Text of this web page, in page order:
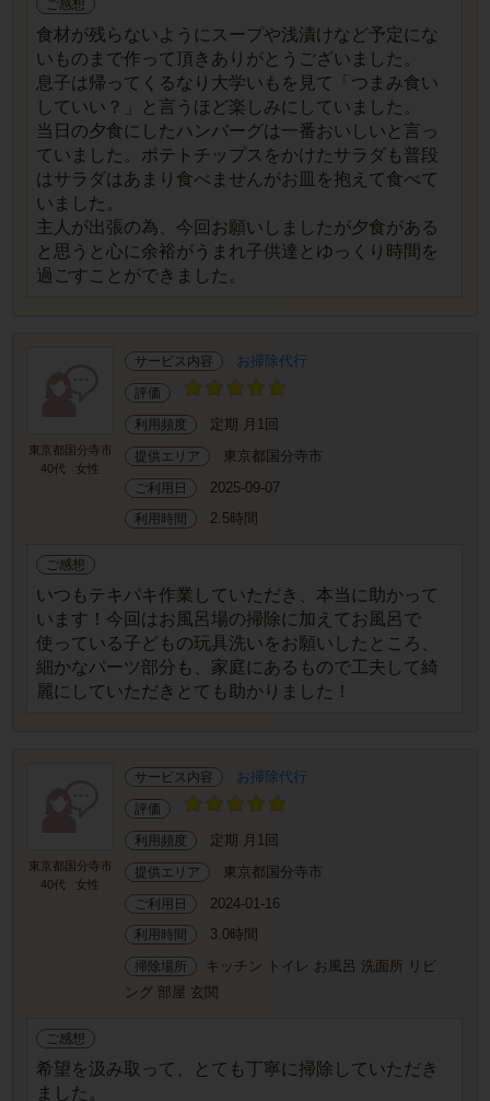
ご感想
食材が残らないようにスープや浅漬けなど予定にな
いものまで作って頂きありがとうございました。
息子は帰ってくるなり大学いもを見て「つまみ食い
していい？」と言うほど楽しみにしていました。
当日の夕食にしたハンバーグは一番おいしいと言っ
ていました。ポテトチップスをかけたサラダも普段
はサラダはあまり食べませんがお皿を抱えて食べて
いました。
主人が出張の為、今回お願いしましたが夕食がある
と思うと心に余裕がうまれ子供達とゆっくり時間を
過ごすことができました。
東京都国分寺市
40代
女性
サービス内容 お掃除代行
評価
利用頻度 定期 月1回
提供エリア 東京都国分寺市
ご利用日 2025-09-07
利用時間 2.5時間
ご感想
いつもテキパキ作業していただき、本当に助かって
います！今回はお風呂場の掃除に加えてお風呂で
使っている子どもの玩具洗いをお願いしたところ、
細かなパーツ部分も、家庭にあるもので工夫して綺
麗にしていただきとても助かりました！
東京都国分寺市
40代
女性
サービス内容 お掃除代行
評価
利用頻度 定期 月1回
提供エリア 東京都国分寺市
ご利用日 2024-01-16
利用時間 3.0時間
掃除場所
キッチン トイレ お風呂 洗面所 リビ
ング 部屋 玄関
ご感想
希望を汲み取って、とても丁寧に掃除していただき
ました。